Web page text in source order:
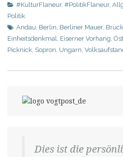
#KulturFlaneur, #PolitikFlaneur,
Politik
Andau Berlin Berliner Mauer,
Einheitsdenkmal Eiserner Vorhang
Picknick Sopron Ungarn
Dies ist die